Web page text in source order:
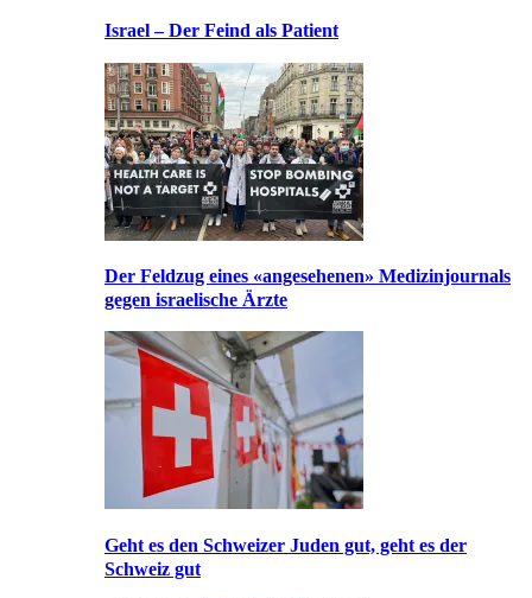
Israel – Der Feind als Patient
Der Feldzug eines «angesehenen» Medizinjournals
gegen israelische Ärzte
Geht es den Schweizer Juden gut, geht es der
Schweiz gut